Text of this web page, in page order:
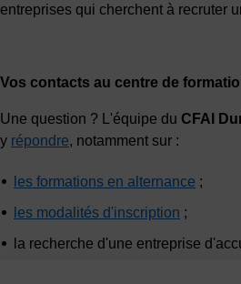
entreprises qui cherchent à recruter
Vos contacts au centre de
Une question ? L'équipe du CFAI
y répondre, notamment sur :
les formations en alternance ;
les modalités d'inscription ;
la recherche d'une entreprise